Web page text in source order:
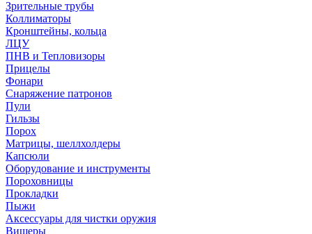
Зрительные трубы
Коллиматоры
Кронштейны, кольца
ЛЦУ
ПНВ и Тепловизоры
Прицелы
Фонари
Снаряжение патронов
Пули
Гильзы
Порох
Матрицы, шеллхолдеры
Капсюли
Оборудование и инструменты
Пороховницы
Прокладки
Пыжи
Аксессуары для чистки оружия
Вишеры